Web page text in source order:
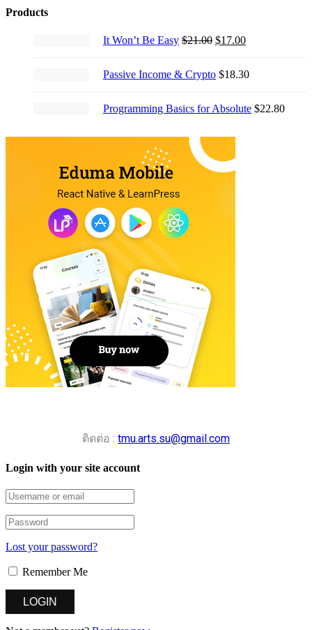
Products
It Won’t Be Easy $21.00 Original
$21.00.
$17.00Current
$17.00.
Passive Income & Crypto $18.30
Programming Basics for Absolute $22.80
ติดต่อ : tmu.arts.su@gmail.com
Login with your site account
Lost your password?
Remember Me